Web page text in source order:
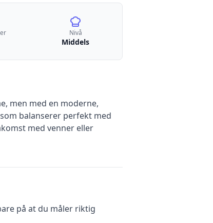
Nivå
Middels
men med en moderne,
balanserer perfekt med
med venner eller
på at du måler riktig